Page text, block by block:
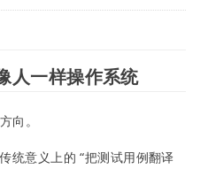
人一样操作系统
向。
统意义上的 “把测试用例翻译